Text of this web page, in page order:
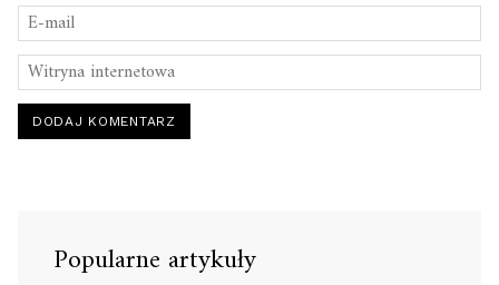
Popularne artykuły